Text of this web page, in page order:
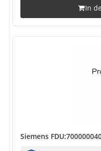
In
Siemens